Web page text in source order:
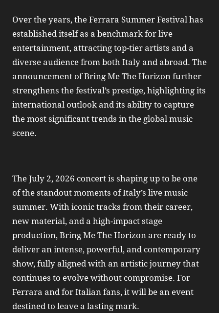
Over the years, the Ferrara Summer Festival has
established itself as a benchmark for live
entertainment, attracting top-tier artists and a
diverse audience from both Italy and abroad. The
announcement of Bring Me The Horizon further
strengthens the festival’s prestige, highlighting its
international outlook and its ability to capture
the most significant trends in the global music
scene.
The July 2, 2026 concert is shaping up to be one
of the standout moments of Italy’s live music
summer. With iconic tracks from their career,
new material, and a high-impact stage
production, Bring Me The Horizon are ready to
deliver an intense, powerful, and contemporary
show, fully aligned with an artistic journey that
continues to evolve without compromise. For
Ferrara and for Italian fans, it will be an event
destined to leave a lasting mark.